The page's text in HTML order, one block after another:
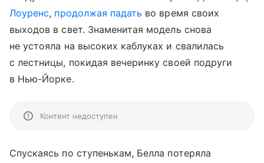
Лоуренс, продолжая падать во время своих
выходов в свет. Знаменитая модель снова
не устояла на высоких каблуках и свалилась
с лестницы, покидая вечеринку своей подруги
в Нью-Йорке.
Контент недоступен
Спускаясь по ступенькам, Белла потеряла